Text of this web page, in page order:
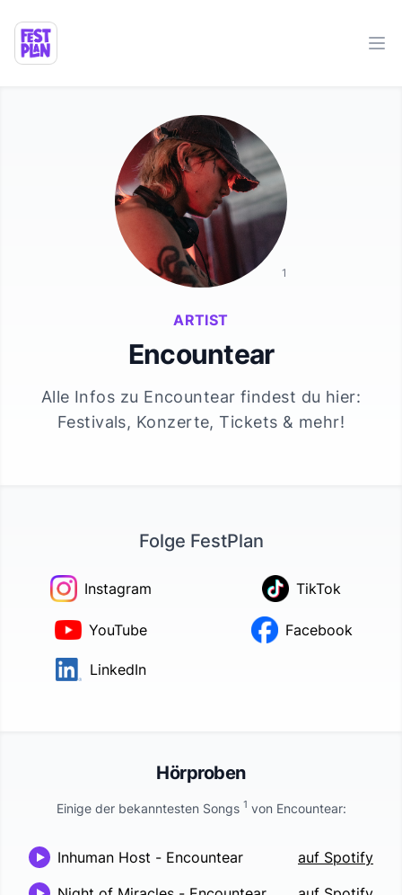
ARTIST
Encountear
Alle Infos zu Encountear findest du hier:
Festivals, Konzerte, Tickets & mehr!
1
Folge FestPlan
Instagram TikTok
YouTube Facebook
LinkedIn
Hörproben
Einige der bekanntesten Songs 1 von Encountear:
Inhuman Host - Encountear
auf Spotify